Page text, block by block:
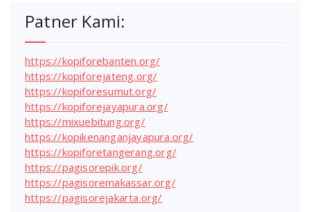
Patner Kami:
https://kopiforebanten.org/
https://kopiforejateng.org/
https://kopiforesumut.org/
https://kopiforejayapura.org/
https://mixuebitung.org/
https://kopikenanganjayapura.org/
https://kopiforetangerang.org/
https://pagisorepik.org/
https://pagisoremakassar.org/
https://pagisorejakarta.org/